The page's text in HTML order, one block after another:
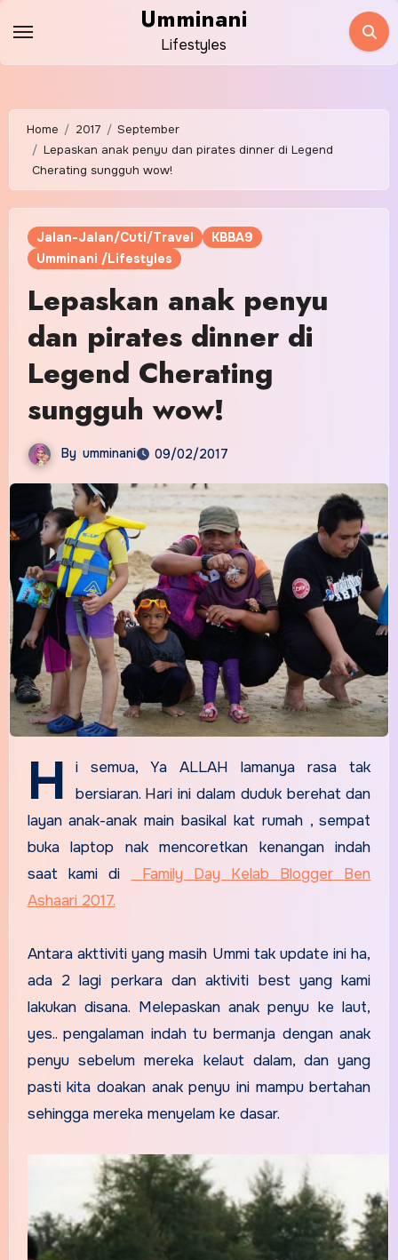
content
Umminani
Lifestyles
Home 2017
September
Lepaskan anak penyu dan pirates dinner di Legend
Cherating sungguh wow!
Jalan-Jalan/Cuti/Travel
KBBA9
Umminani /Lifestyles
Lepaskan anak penyu
dan pirates dinner di
Legend Cherating
sungguh wow!
By umminani 09/02/2017
H
i semua, Ya ALLAH lamanya rasa tak
bersiaran. Hari ini dalam duduk berehat dan
layan anak-anak main basikal kat rumah , sempat
buka laptop nak mencoretkan kenangan indah
saat kami di
Family Day Kelab Blogger Ben
Ashaari 2017.
Antara akttiviti yang masih Ummi tak update ini ha,
ada 2 lagi perkara dan aktiviti best yang kami
lakukan disana. Melepaskan anak penyu ke laut,
yes.. pengalaman indah tu bermanja dengan anak
penyu sebelum mereka kelaut dalam, dan yang
pasti kita doakan anak penyu ini mampu bertahan
sehingga mereka menyelam ke dasar.